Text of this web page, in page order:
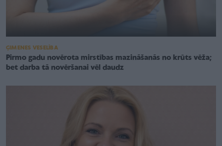
ĢIMENES VESELĪBA
Pirmo gadu novērota mirstības mazināšanās no krūts vēža;
bet darba tā novēršanai vēl daudz